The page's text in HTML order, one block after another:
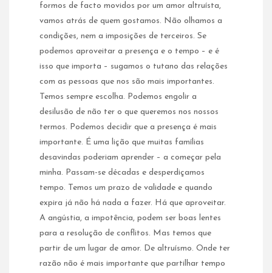
formos de facto movidos por um amor altruísta,
vamos atrás de quem gostamos. Não olhamos a
condições, nem a imposições de terceiros. Se
podemos aproveitar a presença e o tempo – e é
isso que importa – sugamos o tutano das relações
com as pessoas que nos são mais importantes.
Temos sempre escolha. Podemos engolir a
desilusão de não ter o que queremos nos nossos
termos. Podemos decidir que a presença é mais
importante. É uma lição que muitas famílias
desavindas poderiam aprender – a começar pela
minha. Passam-se décadas e desperdiçamos
tempo. Temos um prazo de validade e quando
expira já não há nada a fazer. Há que aproveitar.
A angústia, a impotência, podem ser boas lentes
para a resolução de conflitos. Mas temos que
partir de um lugar de amor. De altruísmo. Onde ter
razão não é mais importante que partilhar tempo